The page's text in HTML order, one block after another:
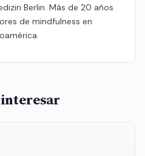
Berlin. Más de 20 años
de mindfulness en